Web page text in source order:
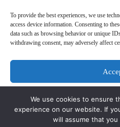
To provide the best experiences, we use
access device information. Consenting to
data such as browsing behavior or unique
withdrawing consent, may adversely affect
View
LAMPIRAN:
• Pelaporan Nonaktif Tenaga Kerja
• Panduan Alur MFA Aplikasi SIPP
Tenaga Kerja PHK.
Pelaporan Nonaktif Tenaga Kerja
Panduan Alur MFA Aplikasi SIPP &
Kerja PHK
We use cookies to ensure
experience on our website. If
will assume that